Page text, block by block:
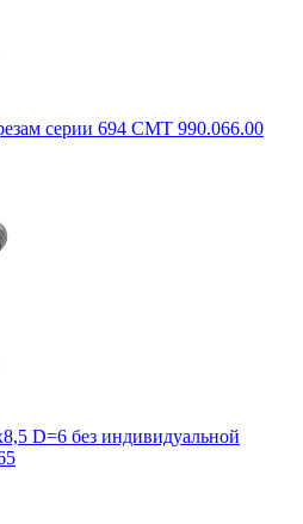
серии 694 CMT 990.066.00
D=6 без индивидуальной